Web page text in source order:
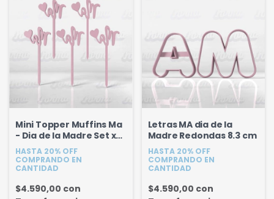
Mini Topper Muffins Ma
- Dia de la Madre Set x
5u
HASTA 20% OFF
COMPRANDO EN
CANTIDAD
$4.590,00 con
Letras MA dia de la
Madre Redondas 8.3 cm
HASTA 20% OFF
COMPRANDO EN
CANTIDAD
$4.590,00 con